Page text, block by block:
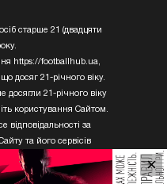
старше 21 (двадцяти
https://footballhub.ua,
досяг 21-річного віку.
досягли 21-річного віку
користування Сайтом.
відповідальності за
та його сервісів
21-річного віку.
×